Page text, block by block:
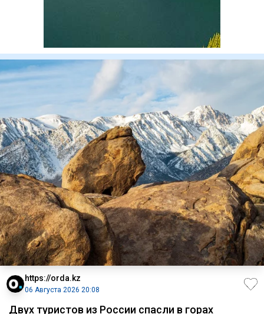
https://orda.kz
06 Августа 2026 20:08
Двух туристов из России спасли в горах